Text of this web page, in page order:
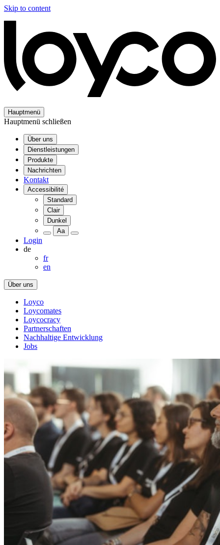
Skip to content
Hauptmenü
Hauptmenü schließen
Über uns
Dienstleistungen
Produkte
Nachrichten
Kontakt
Accessibilité
Standard
Clair
Dunkel
Aa
Login
de
fr
en
Über uns
Loyco
Loycomates
Loycocracy
Partnerschaften
Nachhaltige Entwicklung
Jobs